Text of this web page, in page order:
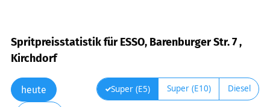
Spritpreisstatistik für ESSO, Barenburger Str. 7 ,
Kirchdorf
heute Super (E5) Super (E10) Diesel